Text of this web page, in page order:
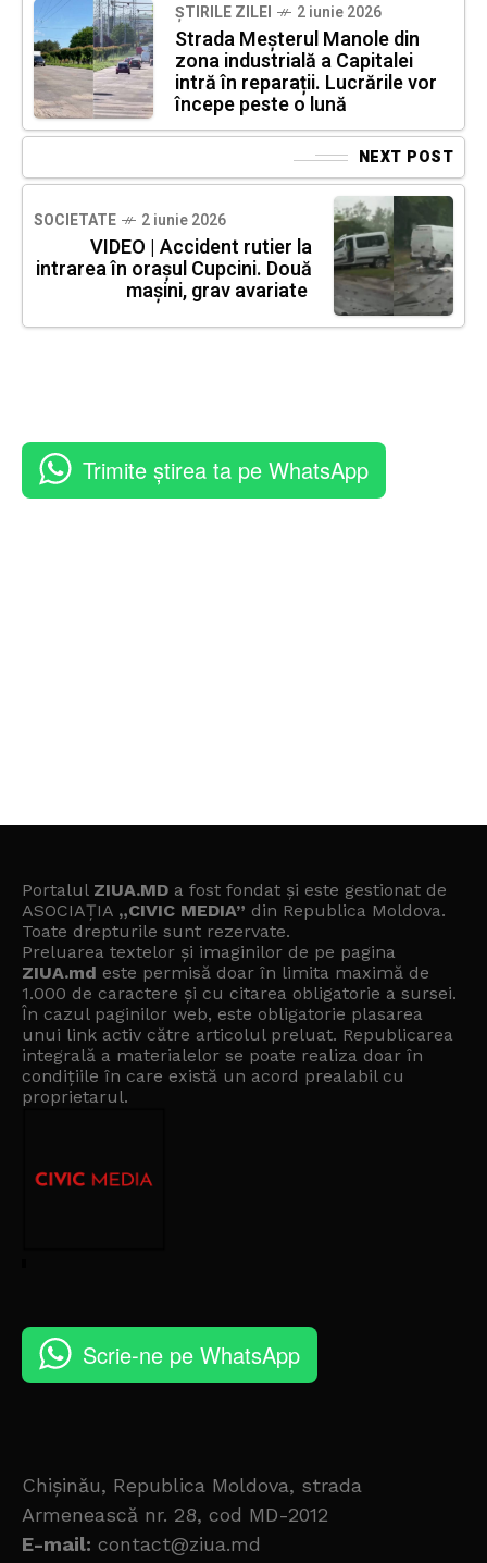
ȘTIRILE ZILEI 2 iunie 2026
Strada Meșterul Manole din
zona industrială a Capitalei
intră în reparații. Lucrările vor
începe peste o lună
NEXT POST
SOCIETATE 2 iunie 2026
VIDEO | Accident rutier la
intrarea în orașul Cupcini. Două
mașini, grav avariate
Trimite știrea ta pe WhatsApp
Portalul ZIUA.MD a fost fondat și este gestionat de
ASOCIAȚIA „CIVIC MEDIA” din Republica Moldova.
Toate drepturile sunt rezervate.
Preluarea textelor și imaginilor de pe pagina
ZIUA.md este permisă doar în limita maximă de
1.000 de caractere și cu citarea obligatorie a sursei.
În cazul paginilor web, este obligatorie plasarea
unui link activ către articolul preluat. Republicarea
integrală a materialelor se poate realiza doar în
condițiile în care există un acord prealabil cu
proprietarul.
Scrie-ne pe WhatsApp
Chișinău, Republica Moldova, strada
Armenească nr. 28, cod MD-2012
E-mail: contact@ziua.md